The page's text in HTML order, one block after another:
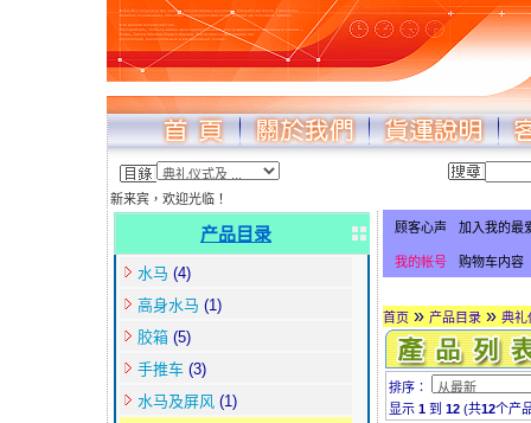
新来宾，欢迎光临！
产品目录
水马 (4)
高身水马 (1)
胶箱 (5)
手推车 (3)
水马及屏风 (1)
顾客心声 加入我的最
我的帐号 购物车内容
首页 » 产品目录 » 典礼
排序∶
显示 1 到 12 (共12个产